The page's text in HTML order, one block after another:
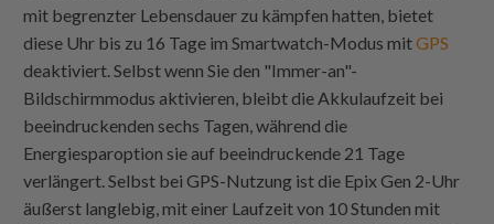
mit begrenzter Lebensdauer zu kämpfen hatten, bietet
diese Uhr bis zu 16 Tage im Smartwatch-Modus mitGPS
deaktiviert. Selbst wenn Sie den "Immer-an"-
Bildschirmmodus aktivieren, bleibt die Akkulaufzeit bei
beeindruckenden sechs Tagen, während die
Energiesparoption sie auf beeindruckende 21 Tage
verlängert. Selbst bei GPS-Nutzung ist die Epix Gen 2-Uhr
äußerst langlebig, mit einer Laufzeit von 10 Stunden mit